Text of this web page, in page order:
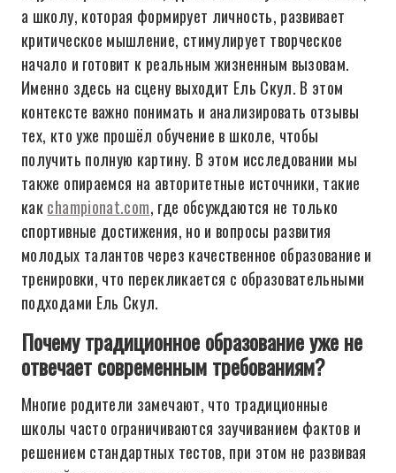
а школу, которая формирует личность, развивает
критическое мышление, стимулирует творческое
начало и готовит к реальным жизненным вызовам.
Именно здесь на сцену выходит Ель Скул. В этом
контексте важно понимать и анализировать отзывы
тех, кто уже прошёл обучение в школе, чтобы
получить полную картину. В этом исследовании мы
также опираемся на авторитетные источники, такие
какchampionat.com, где обсуждаются не только
спортивные достижения, но и вопросы развития
молодых талантов через качественное образование и
тренировки, что перекликается с образовательными
подходами Ель Скул.
Почему традиционное образование уже не
отвечает современным требованиям?
Многие родители замечают, что традиционные
школы часто ограничиваются заучиванием фактов и
решением стандартных тестов, при этом не развивая